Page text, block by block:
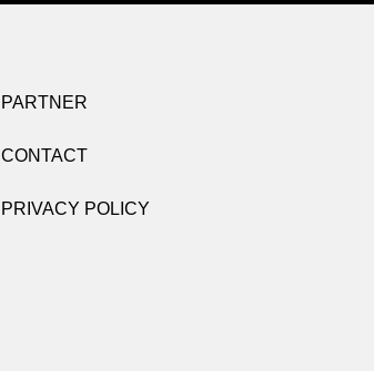
PARTNER
CONTACT
PRIVACY POLICY